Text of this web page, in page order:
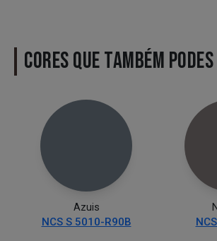
CORES QUE TAMBÉM
Azuis
NCS S 5010-R90B